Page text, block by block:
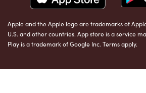
Apple and the Apple logo are trademarks of
U.S. and other countries. App store is a service
Play is a trademark of Google Inc. Terms apply.